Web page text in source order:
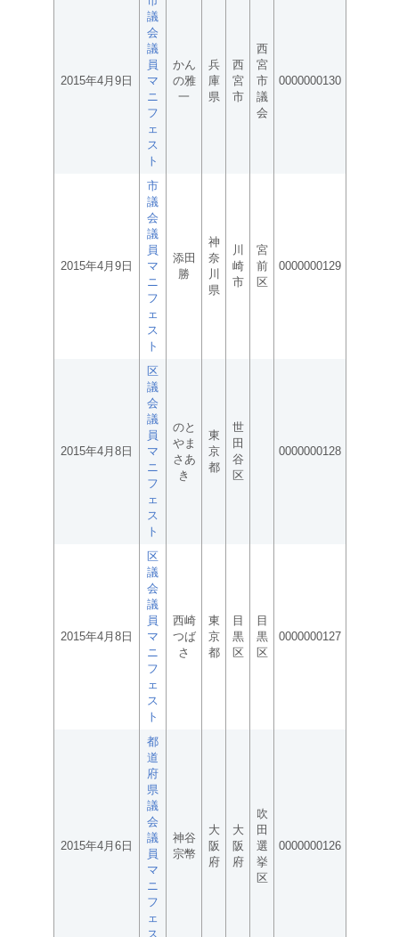
2015年4月9日
議
会
議
員
マ
ニ
フ
ェ
ス
ト
かん
の雅
一
兵
庫
県
西
宮
市
西
宮
市
議
会
0000000130
2015年4月9日
市
議
会
議
員
マ
ニ
フ
ェ
ス
ト
添田
勝
神
奈
川
県
川
崎
市
宮
前
区
0000000129
2015年4月8日
区
議
会
議
員
マ
ニ
フ
ェ
ス
ト
のと
やま
さあ
き
東
京
都
世
田
谷
区
0000000128
2015年4月8日
区
議
会
議
員
マ
ニ
フ
ェ
ス
ト
西崎
つば
さ
東
京
都
目
黒
区
目
黒
区
0000000127
2015年4月6日
都
道
府
県
議
会
議
員
マ
ニ
フ
ェ
ス
神谷
宗幣
大
阪
府
大
阪
府
吹
田
選
挙
区
0000000126